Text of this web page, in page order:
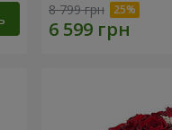
8 799 грн